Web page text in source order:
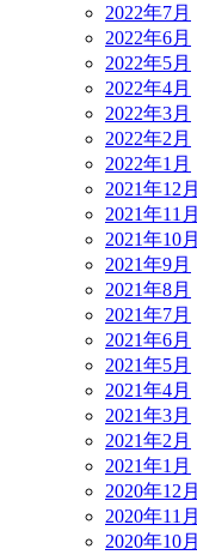
2022年7月
2022年6月
2022年5月
2022年4月
2022年3月
2022年2月
2022年1月
2021年12月
2021年11月
2021年10月
2021年9月
2021年8月
2021年7月
2021年6月
2021年5月
2021年4月
2021年3月
2021年2月
2021年1月
2020年12月
2020年11月
2020年10月